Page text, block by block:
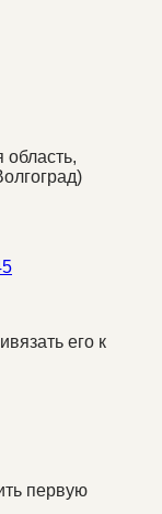
область,
его к
первую